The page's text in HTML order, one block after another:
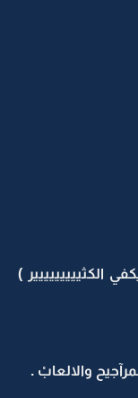
الكثييييييييير )
والالعابْ .